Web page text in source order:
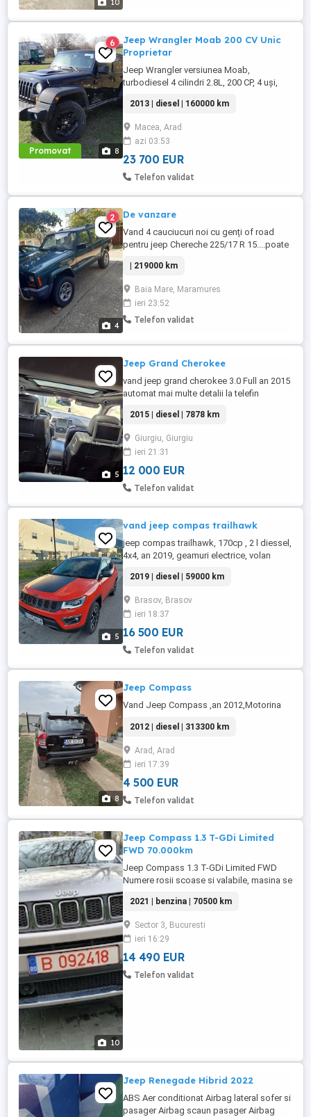
10
Promovat 8
6
Jeep Wrangler Moab 200 CV Unic
Proprietar
Jeep Wrangler versiunea Moab,
turbodiesel 4 cilindri 2.8L, 200 CP, 4 uși,
piele neagră, se remarcă prin capota
ridicată, hardtop în culoarea caroseriei,
geamuri fumurii, trepte laterale tubulare și
arcade roți negre, anvelope All-Terrain,
suspensie ridicată ...
2013 | diesel | 160000 km
Macea, Arad
azi 03:53
23 700 EUR
Telefon validat
4
2 De vanzare
Vand 4 cauciucuri noi cu genți of road
pentru jeep Chereche 225/17 R 15....poate
| 219000 km
Baia Mare, Maramures
ieri 23:52
Telefon validat
5
Jeep Grand Cherokee
vand jeep grand cherokee 3.0 Full an 2015
automat mai multe detalii la telefin
2015 | diesel | 7878 km
Giurgiu, Giurgiu
ieri 21:31
12 000 EUR
Telefon validat
5
vand jeep compas trailhawk
jeep compas trailhawk, 170cp , 2 l diessel,
4x4, an 2019, geamuri electrice, volan
rabatabile, navigatie cu android auto,
scaune incalzite, comenzi volan, cutie
automata, mai multe moduri de condus,
jante aliaj bicolore ETC.
2019 | diesel | 59000 km
Brasov, Brasov
ieri 18:37
16 500 EUR
Telefon validat
8
Jeep Compass
Vand Jeep Compass ,an 2012,Motorina
2012 | diesel | 313300 km
Arad, Arad
ieri 17:39
4 500 EUR
Telefon validat
10
Jeep Compass 1.3 T-GDi Limited
FWD 70.000km
Jeep Compass 1.3 T-GDi Limited FWD
Numere rosii scoase si valabile, masina se
efectuat si ITP valabil 2028 Certificare
kilometri Acceptam si recomandam orice
fel de verificare in service autorizat Vehicul
aflat într-o stare foarte buna tehnic optic,
nu necesita ...
2021 | benzina | 70500 km
Sector 3, Bucuresti
ieri 16:29
14 490 EUR
Telefon validat
Jeep Renegade Hibrid 2022
ABS Aer conditionat Airbag lateral sofer si
pasager Airbag scaun pasager Airbag